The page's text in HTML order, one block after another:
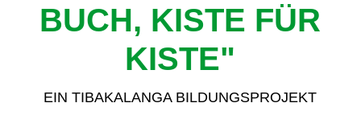
BUCH, KISTE FÜR
KISTE"
EIN TIBAKALANGA BILDUNGSPROJEKT